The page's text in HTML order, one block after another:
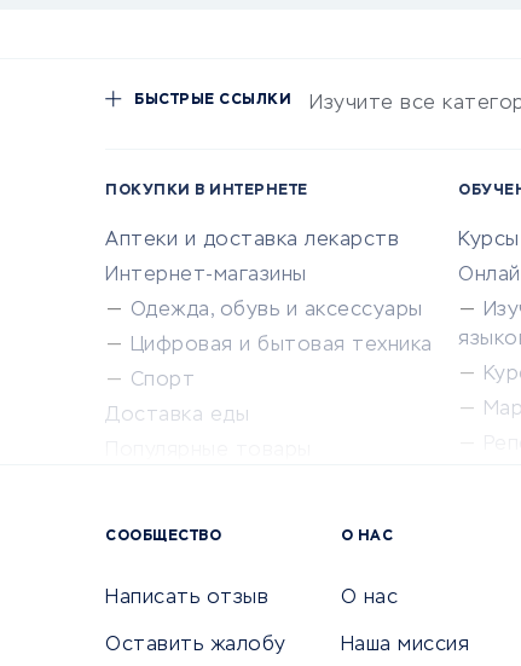
БЫСТРЫЕ ССЫЛКИ Изучите все
ПОКУПКИ В ИНТЕРНЕТЕ
Аптеки и доставка лекарств
Интернет-магазины
Одежда, обувь и аксессуары
Цифровая и бытовая техника
Спорт
Доставка еды
СООБЩЕСТВО
Написать отзыв
Оставить жалобу
О НАС
О нас
Наша миссия